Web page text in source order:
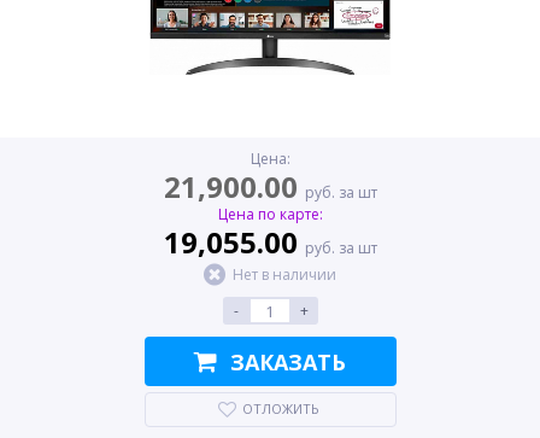
Цена:
21,900.00 руб. за шт
Цена по карте:
19,055.00 руб. за шт
Нет в наличии
-
+
ЗАКАЗАТЬ
ОТЛОЖИТЬ